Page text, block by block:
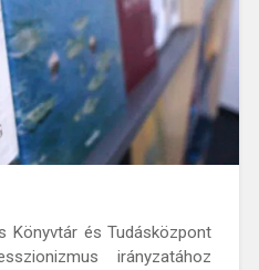
Könyvtár és Tudásközpont
irányzatához